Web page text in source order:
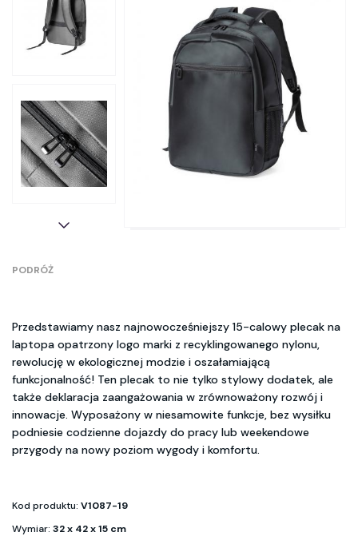
PODRÓŻ
Przedstawiamy nasz najnowocześniejszy 15-calowy plecak na
laptopa opatrzony logo marki z recyklingowanego nylonu,
rewolucję w ekologicznej modzie i oszałamiającą
funkcjonalność! Ten plecak to nie tylko stylowy dodatek, ale
także deklaracja zaangażowania w zrównoważony rozwój i
innowacje. Wyposażony w niesamowite funkcje, bez wysiłku
podniesie codzienne dojazdy do pracy lub weekendowe
przygody na nowy poziom wygody i komfortu.
Kod produktu: V1087-19
Wymiar: 32 x 42 x 15 cm